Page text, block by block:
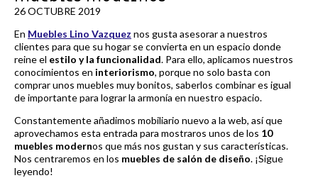
26 OCTUBRE 2019
En Muebles Lino Vazquez nos gusta asesorar a nuestros
clientes para que su hogar se convierta en un espacio donde
reine el estilo y la funcionalidad. Para ello, aplicamos nuestros
conocimientos en interiorismo, porque no solo basta con
comprar unos muebles muy bonitos, saberlos combinar es igual
de importante para lograr la armonía en nuestro espacio.
Constantemente añadimos mobiliario nuevo a la web, así que
aprovechamos esta entrada para mostraros unos de los 10
muebles modernos que más nos gustan y sus características.
Nos centraremos en los muebles de salón de diseño. ¡Sigue
leyendo!